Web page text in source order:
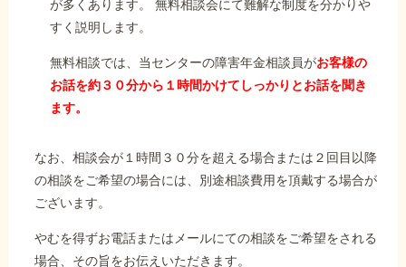
が多くあります。 無料相談会にて難解な制度を分かりや
すく説明します。
無料相談では、当センターの障害年金相談員がお客様の
お話を約３０分から１時間かけてしっかりとお話を聞き
ます。
なお、相談会が１時間３０分を超える場合または２回目以降
の相談をご希望の場合には、別途相談費用を頂戴する場合が
ございます。
やむを得ずお電話またはメールにての相談をご希望をされる
場合、その旨をお伝えいただきます。